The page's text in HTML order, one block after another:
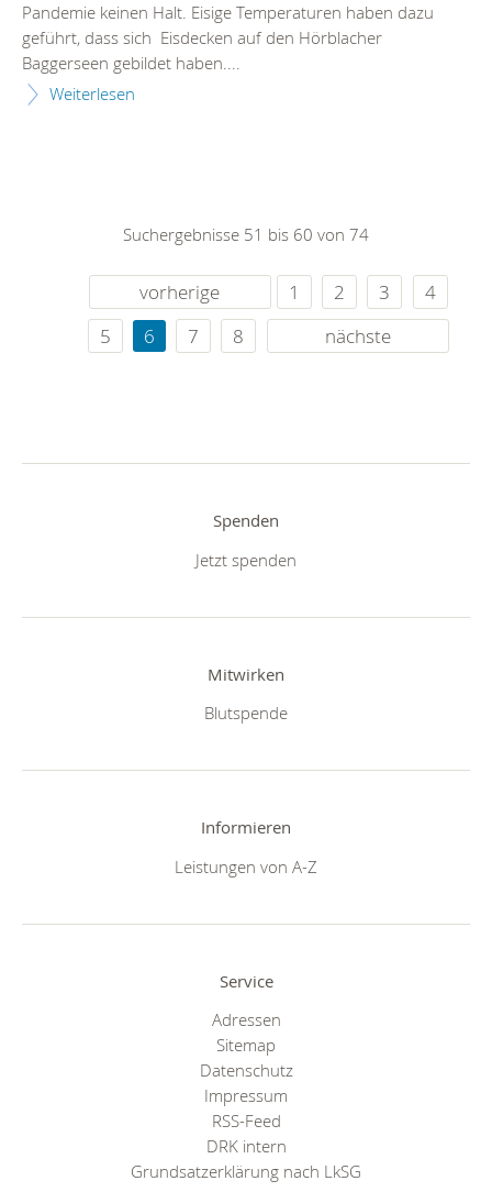
Pandemie keinen Halt. Eisige Temperaturen haben dazu
geführt, dass sich Eisdecken auf den Hörblacher
Baggerseen gebildet haben....
Weiterlesen
Suchergebnisse 51 bis 60 von 74
vorherige 1 2 3
4
5
6 7 8 nächste
Spenden
Jetzt spenden
Mitwirken
Blutspende
Informieren
Leistungen von A-Z
Service
Adressen
Sitemap
Datenschutz
Impressum
RSS-Feed
DRK intern
Grundsatzerklärung nach LkSG